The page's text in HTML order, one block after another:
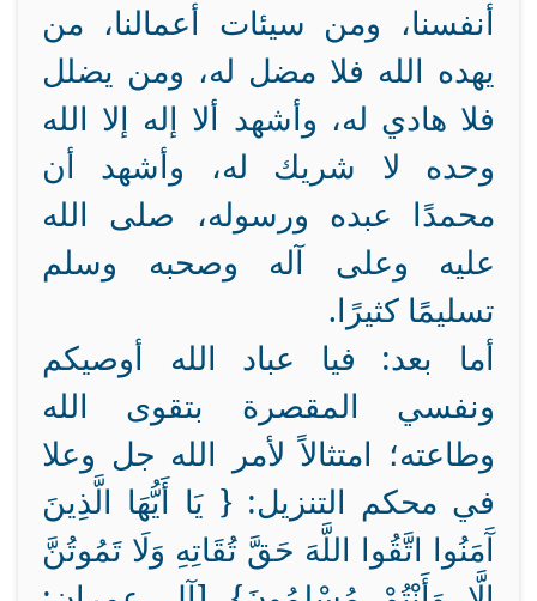
أنفسنا، ومن سيئات أعمالنا، من
يهده الله فلا مضل له، ومن يضلل
فلا هادي له، وأشهد ألا إله إلا الله
وحده لا شريك له، وأشهد أن
محمدًا عبده ورسوله، صلى الله
عليه وعلى آله وصحبه وسلم
تسليمًا كثيرًا.
أما بعد: فيا عباد الله أوصيكم
ونفسي المقصرة بتقوى الله
وطاعته؛ امتثالاً لأمر الله جل وعلا
في محكم التنزيل: { يَا أَيُّهَا الَّذِينَ
آَمَنُوا اتَّقُوا اللَّهَ حَقَّ تُقَاتِهِ وَلَا تَمُوتُنَّ